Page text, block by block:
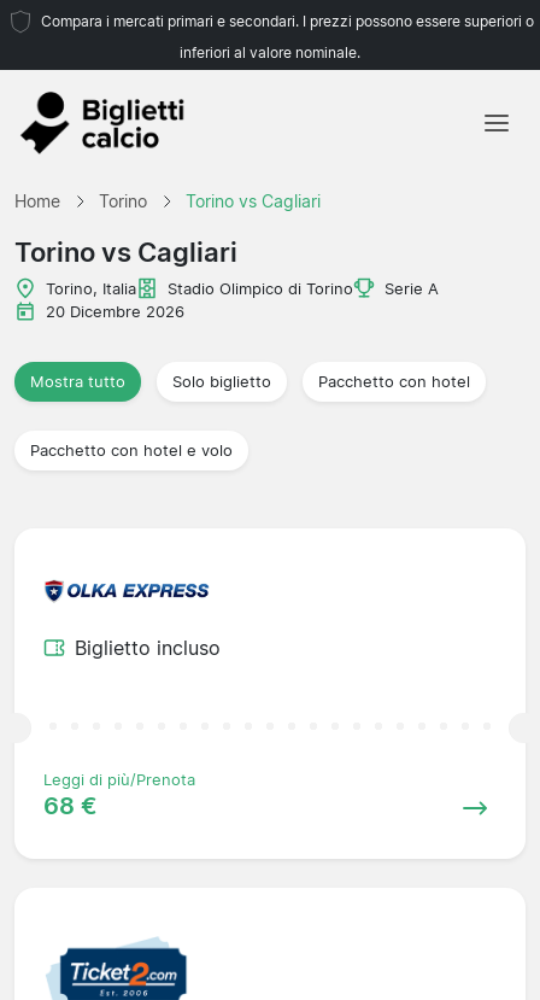
Compara i mercati primari e secondari. I prezzi possono essere superiori o
inferiori al valore nominale.
Home Torino Torino vs Cagliari
Torino vs Cagliari
Torino, Italia Stadio Olimpico di Torino
Serie A
20 Dicembre 2026
Mostra tutto Solo biglietto Pacchetto con hotel
Pacchetto con hotel e volo
Biglietto incluso
Leggi di più/Prenota
68 €